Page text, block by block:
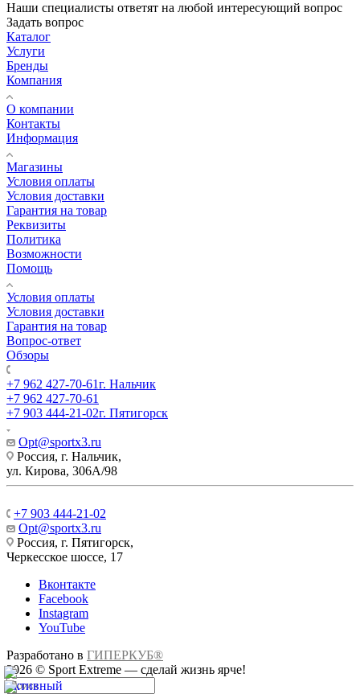
Наши специалисты ответят на любой интересующий вопрос
Задать вопрос
Каталог
Услуги
Бренды
Компания
О компании
Контакты
Информация
Магазины
Условия оплаты
Условия доставки
Гарантия на товар
Реквизиты
Политика
Возможности
Помощь
Условия оплаты
Условия доставки
Гарантия на товар
Вопрос-ответ
Обзоры
+7 962 427-70-61г. Нальчик
+7 962 427-70-61
+7 903 444-21-02г. Пятигорск
Opt@sportx3.ru
Россия, г. Нальчик,
ул. Кирова, 306А/98
+7 903 444-21-02
Opt@sportx3.ru
Россия, г. Пятигорск,
Черкесское шоссе, 17
Вконтакте
Facebook
Instagram
YouTube
Разработано в ГИПЕРКУБ®
2026 © Sport Extreme — сделай жизнь ярче!